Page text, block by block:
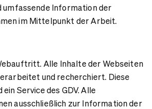
umfassende Information der
im Mittelpunkt der Arbeit.
Alle Inhalte der Webseiten
und recherchiert. Diese
Service des GDV. Alle
ausschließlich zur Information der